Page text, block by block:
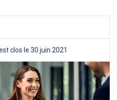
clos le 30 juin 2021